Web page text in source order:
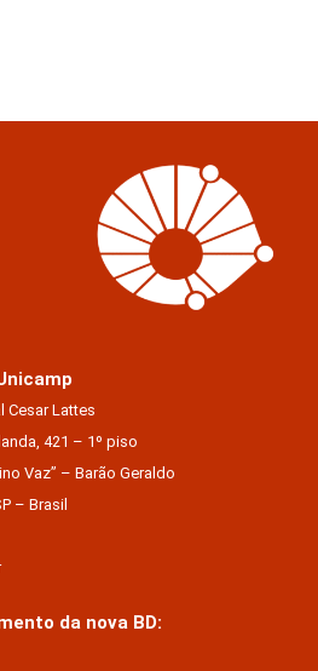
Cesar Lattes
421 – 1º piso
Vaz” – Barão Geraldo
– Brasil
da nova BD: